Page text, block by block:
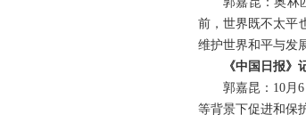
前，世界既不太平
维护世界和平与发
《中国日报
郭嘉昆：10月
等背景下促进和保